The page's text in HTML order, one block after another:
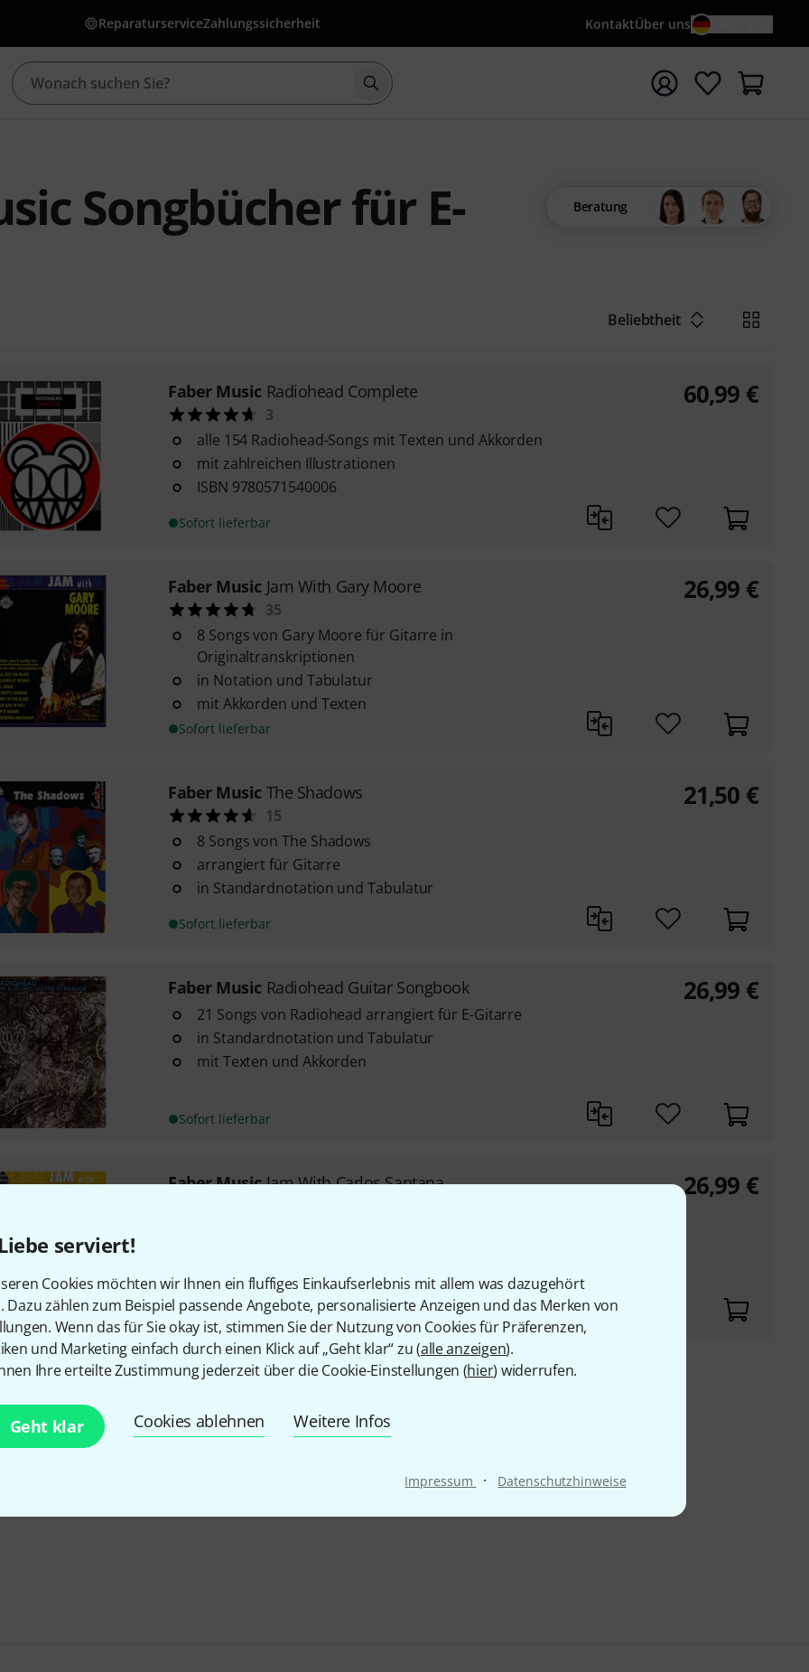
serviert!
Cookies möchten wir Ihnen ein fluffiges Einkaufserlebnis mit allem was dazugehört
Dazu zählen zum Beispiel passende Angebote, personalisierte Anzeigen und das Merken von
Wenn das für Sie okay ist, stimmen Sie der Nutzung von Cookies für Präferenzen,
und Marketing einfach durch einen Klick auf „Geht klar“ zu (alle anzeigen).
Ihre erteilte Zustimmung jederzeit über die Cookie-Einstellungen (hier) widerrufen.
Geht klar Cookies ablehnen Weitere Infos
Impressum · Datenschutzhinweise
ReparaturserviceZahlungssicherheit KontaktÜber uns
Suche mit Suchwort {searchTerm} starten
Songbücher für E-
Beratung
Beliebtheit
Faber Music Radiohead Complete
3
alle 154 Radiohead-Songs mit Texten und Akkorden
mit zahlreichen Illustrationen
ISBN 9780571540006
Sofort lieferbar
60,99 €
Faber Music Jam With Gary Moore
35
8 Songs von Gary Moore für Gitarre in
Originaltranskriptionen
in Notation und Tabulatur
mit Akkorden und Texten
Sofort lieferbar
26,99 €
Faber Music The Shadows
15
8 Songs von The Shadows
arrangiert für Gitarre
in Standardnotation und Tabulatur
Sofort lieferbar
21,50 €
Faber Music Radiohead Guitar Songbook
21 Songs von Radiohead arrangiert für E-Gitarre
in Standardnotation und Tabulatur
mit Texten und Akkorden
Sofort lieferbar
26,99 €
Faber MusicJam With Carlos Santana
mit Akkorden und Texten
In ca. einer Woche lieferbar
26,99 €